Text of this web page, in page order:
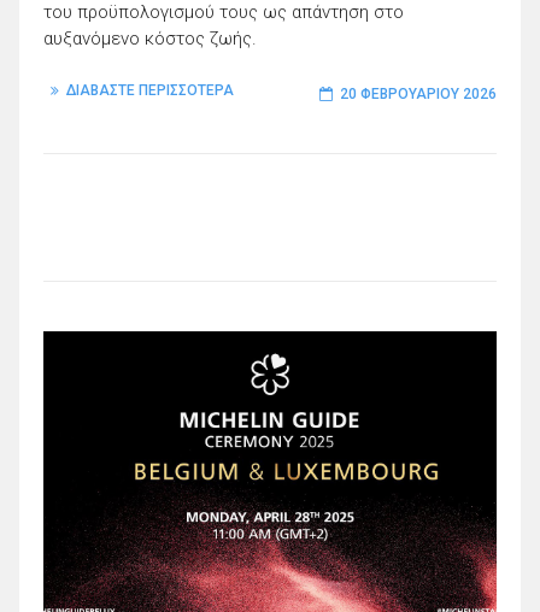
του προϋπολογισμού τους ως απάντηση στο
αυξανόμενο κόστος ζωής.
ΔΙΑΒΑΣΤΕ ΠΕΡΙΣΣΟΤΕΡΑ 20 ΦΕΒΡΟΥΑΡΊΟΥ 2026